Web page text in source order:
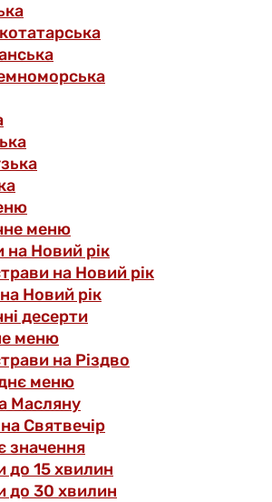
меню
на Новий рік
на Новий рік
Новий рік
десерти
меню
на Різдво
меню
Масляну
Святвечір
значення
до 15 хвилин
до 30 хвилин